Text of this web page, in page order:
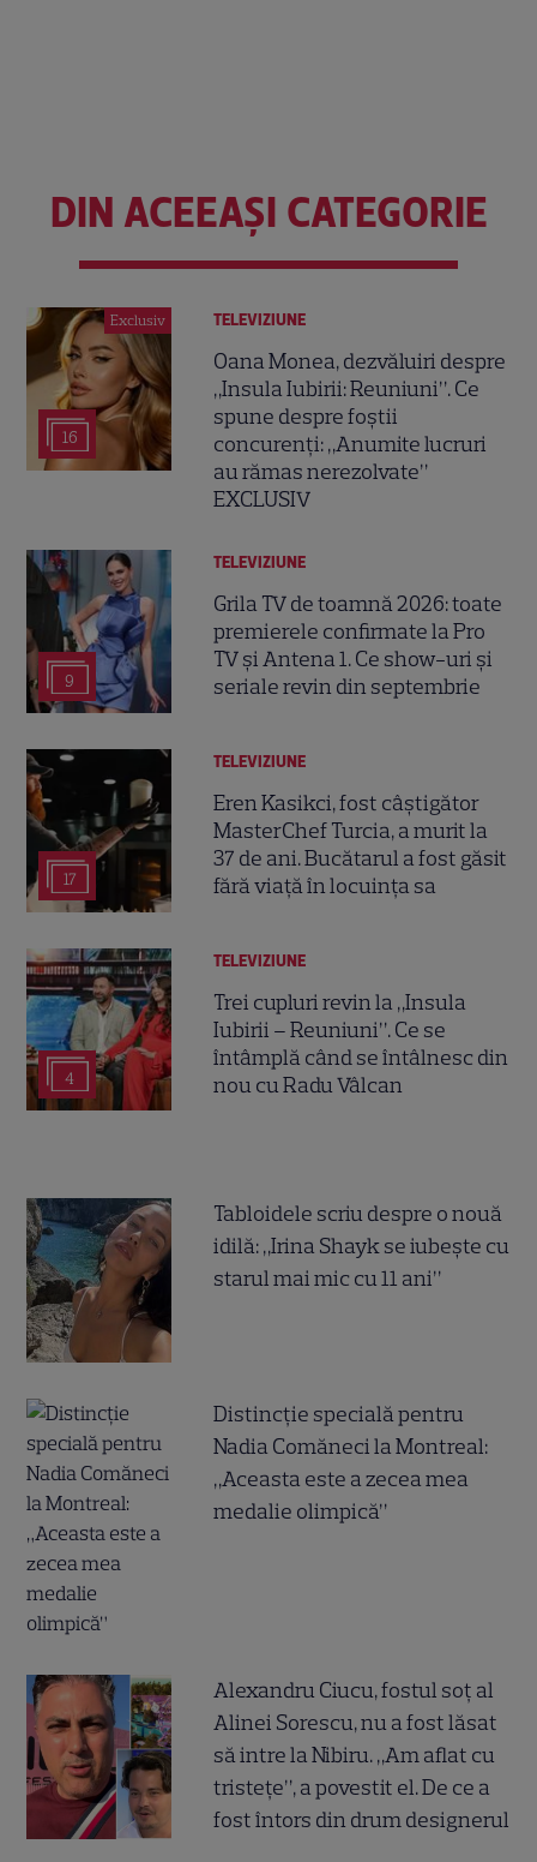
DIN ACEEAȘI CATEGORIE
Exclusiv
16
TELEVIZIUNE
Oana Monea, dezvăluiri despre
„Insula Iubirii: Reuniuni”. Ce
spune despre foștii
concurenți: „Anumite lucruri
au rămas nerezolvate”
EXCLUSIV
9
TELEVIZIUNE
Grila TV de toamnă 2026: toate
premierele confirmate la Pro
TV și Antena 1. Ce show-uri și
seriale revin din septembrie
17
TELEVIZIUNE
Eren Kasikci, fost câștigător
MasterChef Turcia, a murit la
37 de ani. Bucătarul a fost găsit
fără viață în locuința sa
4
TELEVIZIUNE
Trei cupluri revin la „Insula
Iubirii – Reuniuni”. Ce se
întâmplă când se întâlnesc din
nou cu Radu Vâlcan
Tabloidele scriu despre o nouă
idilă: „Irina Shayk se iubește cu
starul mai mic cu 11 ani”
Distincție specială pentru
Nadia Comăneci la Montreal:
„Aceasta este a zecea mea
medalie olimpică”
Alexandru Ciucu, fostul soț al
Alinei Sorescu, nu a fost lăsat
să intre la Nibiru. „Am aflat cu
tristețe”, a povestit el. De ce a
fost întors din drum designerul